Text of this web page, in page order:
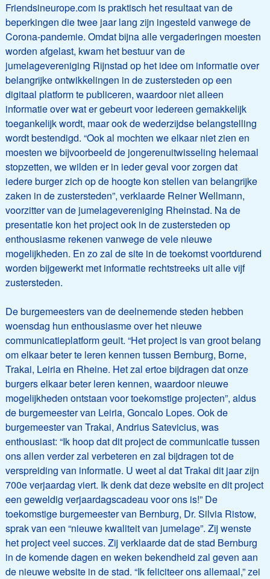
Friendsineurope.com is praktisch het resultaat van de
beperkingen die twee jaar lang zijn ingesteld vanwege de
Corona-pandemie. Omdat bijna alle vergaderingen moesten
worden afgelast, kwam het bestuur van de
jumelagevereniging Rijnstad op het idee om informatie over
belangrijke ontwikkelingen in de zustersteden op een
digitaal platform te publiceren, waardoor niet alleen
informatie over wat er gebeurt voor iedereen gemakkelijk
toegankelijk wordt, maar ook de wederzijdse belangstelling
wordt bestendigd. “Ook al mochten we elkaar niet zien en
moesten we bijvoorbeeld de jongerenuitwisseling helemaal
stopzetten, we wilden er in ieder geval voor zorgen dat
iedere burger zich op de hoogte kon stellen van belangrijke
zaken in de zustersteden”, verklaarde Reiner Wellmann,
voorzitter van de jumelagevereniging Rheinstad. Na de
presentatie kon het project ook in de zustersteden op
enthousiasme rekenen vanwege de vele nieuwe
mogelijkheden. En zo zal de site in de toekomst voortdurend
worden bijgewerkt met informatie rechtstreeks uit alle vijf
zustersteden.
De burgemeesters van de deelnemende steden hebben
woensdag hun enthousiasme over het nieuwe
communicatieplatform geuit. “Het project is van groot belang
om elkaar beter te leren kennen tussen Bernburg, Borne,
Trakai, Leiria en Rheine. Het zal ertoe bijdragen dat onze
burgers elkaar beter leren kennen, waardoor nieuwe
mogelijkheden ontstaan voor toekomstige projecten”, aldus
de burgemeester van Leiria, Goncalo Lopes. Ook de
burgemeester van Trakai, Andrius Satevicius, was
enthousiast: “Ik hoop dat dit project de communicatie tussen
ons allen verder zal verbeteren en zal bijdragen tot de
verspreiding van informatie. U weet al dat Trakai dit jaar zijn
700e verjaardag viert. Ik denk dat deze website en dit project
een geweldig verjaardagscadeau voor ons is!” De
toekomstige burgemeester van Bernburg, Dr. Silvia Ristow,
sprak van een “nieuwe kwaliteit van jumelage”. Zij wenste
het project veel succes. Zij verklaarde dat de stad Bernburg
in de komende dagen en weken bekendheid zal geven aan
de nieuwe website in de stad. “Ik feliciteer ons allemaal,” zei